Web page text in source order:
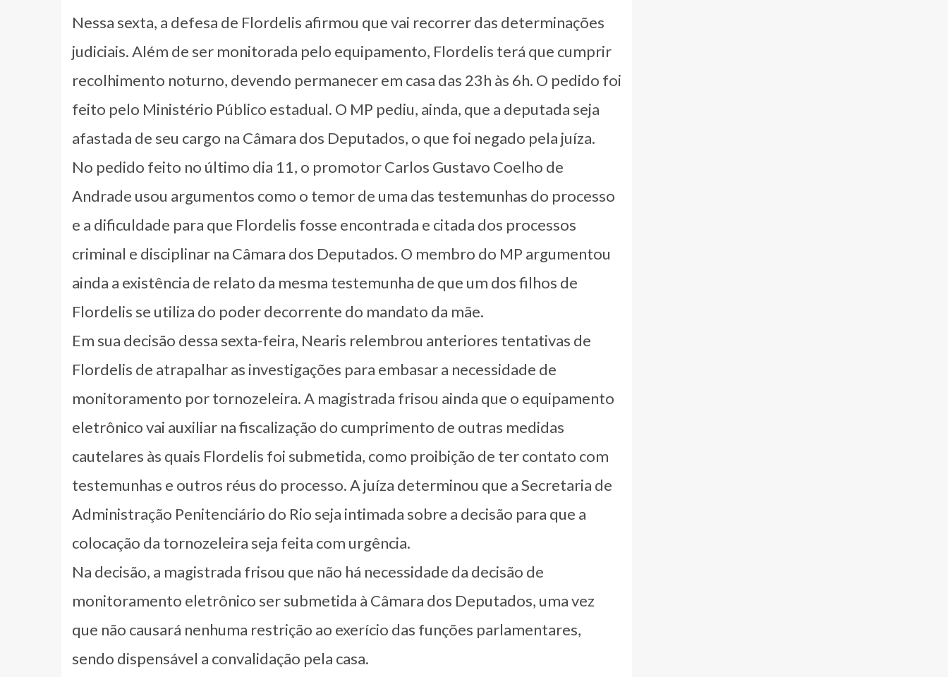
Nessa sexta, a defesa de Flordelis afirmou que vai recorrer das determinações
judiciais. Além de ser monitorada pelo equipamento, Flordelis terá que cumprir
recolhimento noturno, devendo permanecer em casa das 23h às 6h. O pedido foi
feito pelo Ministério Público estadual. O MP pediu, ainda, que a deputada seja
afastada de seu cargo na Câmara dos Deputados, o que foi negado pela juíza.
No pedido feito no último dia 11, o promotor Carlos Gustavo Coelho de
Andrade usou argumentos como o temor de uma das testemunhas do processo
e a dificuldade para que Flordelis fosse encontrada e citada dos processos
criminal e disciplinar na Câmara dos Deputados. O membro do MP argumentou
ainda a existência de relato da mesma testemunha de que um dos filhos de
Flordelis se utiliza do poder decorrente do mandato da mãe.
Em sua decisão dessa sexta-feira, Nearis relembrou anteriores tentativas de
Flordelis de atrapalhar as investigações para embasar a necessidade de
monitoramento por tornozeleira. A magistrada frisou ainda que o equipamento
eletrônico vai auxiliar na fiscalização do cumprimento de outras medidas
cautelares às quais Flordelis foi submetida, como proibição de ter contato com
testemunhas e outros réus do processo. A juíza determinou que a Secretaria de
Administração Penitenciário do Rio seja intimada sobre a decisão para que a
colocação da tornozeleira seja feita com urgência.
Na decisão, a magistrada frisou que não há necessidade da decisão de
monitoramento eletrônico ser submetida à Câmara dos Deputados, uma vez
que não causará nenhuma restrição ao exerício das funções parlamentares,
sendo dispensável a convalidação pela casa.